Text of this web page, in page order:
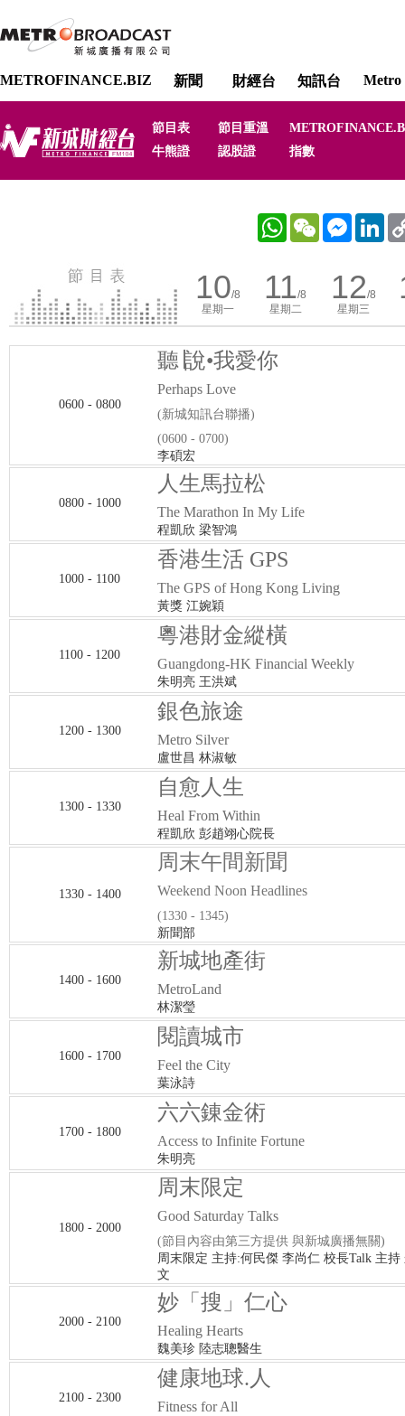
METROFINANCE.BIZ 新聞 財經台 知訊台 Metro
節目表 節目重溫
牛熊證
認股證 指數
WhatsAppWeChat Messenger
10/8
星期一
11/8
星期二
12/8
星期三
0600 - 0800
聽∣說•我愛你
Perhaps Love
(新城知訊台聯播)
(0600 - 0700)
李碩宏
0800 - 1000
人生馬拉松
The Marathon In My Life
程凱欣 梁智鴻
1000 - 1100
香港生活 GPS
The GPS of Hong Kong Living
黃獎 江婉穎
1100 - 1200
粵港財金縱橫
Guangdong-HK Financial Weekly
朱明亮 王洪斌
1200 - 1300
銀色旅途
Metro Silver
盧世昌 林淑敏
1300 - 1330
自愈人生
Heal From Within
程凱欣 彭趙翊心院長
1330 - 1400
周末午間新聞
Weekend Noon Headlines
(1330 - 1345)
新聞部
1400 - 1600
新城地產街
MetroLand
林潔瑩
1600 - 1700
閱讀城市
Feel the City
葉泳詩
1700 - 1800
六六錬金術
Access to Infinite Fortune
朱明亮
1800 - 2000
周末限定
Good Saturday Talks
(節目內容由第三方提供 與新城廣播無關)
周末限定 主持:何民傑 李尚仁 校長Talk 主持
文
2000 - 2100
妙「搜」仁心
Healing Hearts
魏美珍 陸志聰醫生
2100 - 2300
健康地球.人
Fitness for All